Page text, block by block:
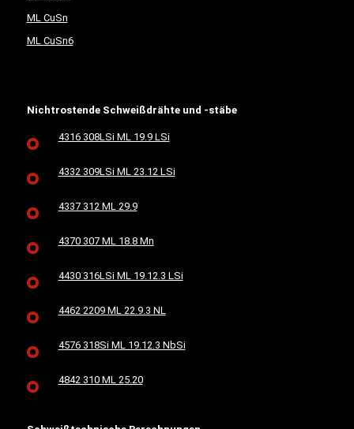
ML CuSn
ML CuSn6
Nichtrostende Schweißdrähte und -stäbe
4316 308LSi ML 19.9 LSi
4332 309LSi ML 23.12 LSi
4337 312 ML 29.9
4370 307 ML 18.8 Mn
4430 316LSi ML 19.12.3 LSi
4462 2209 ML 22.9.3 NL
4576 318Si ML 19.12.3 NbSi
4842 310 ML 25.20